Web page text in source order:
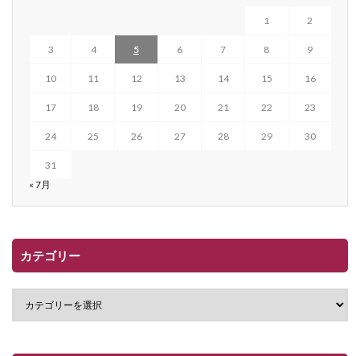
1 2
3 4 5 6 7 8 9
10 11 12 13 14 15 16
17 18 19 20 21 22 23
24 25 26 27 28 29 30
31
« 7月
カテゴリー